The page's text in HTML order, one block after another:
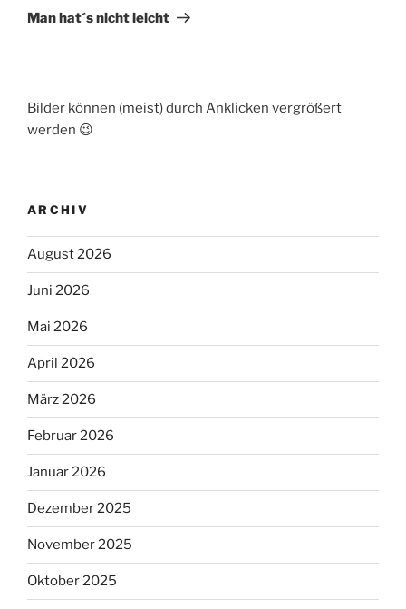
Beitrag
Man hat´s nicht leicht
Bilder können (meist) durch Anklicken vergrößert
werden 😉
ARCHIV
August 2026
Juni 2026
Mai 2026
April 2026
März 2026
Februar 2026
Januar 2026
Dezember 2025
November 2025
Oktober 2025